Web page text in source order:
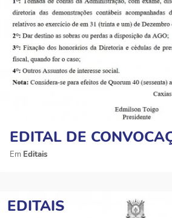
EDITAL DE
Editais
EDITAIS